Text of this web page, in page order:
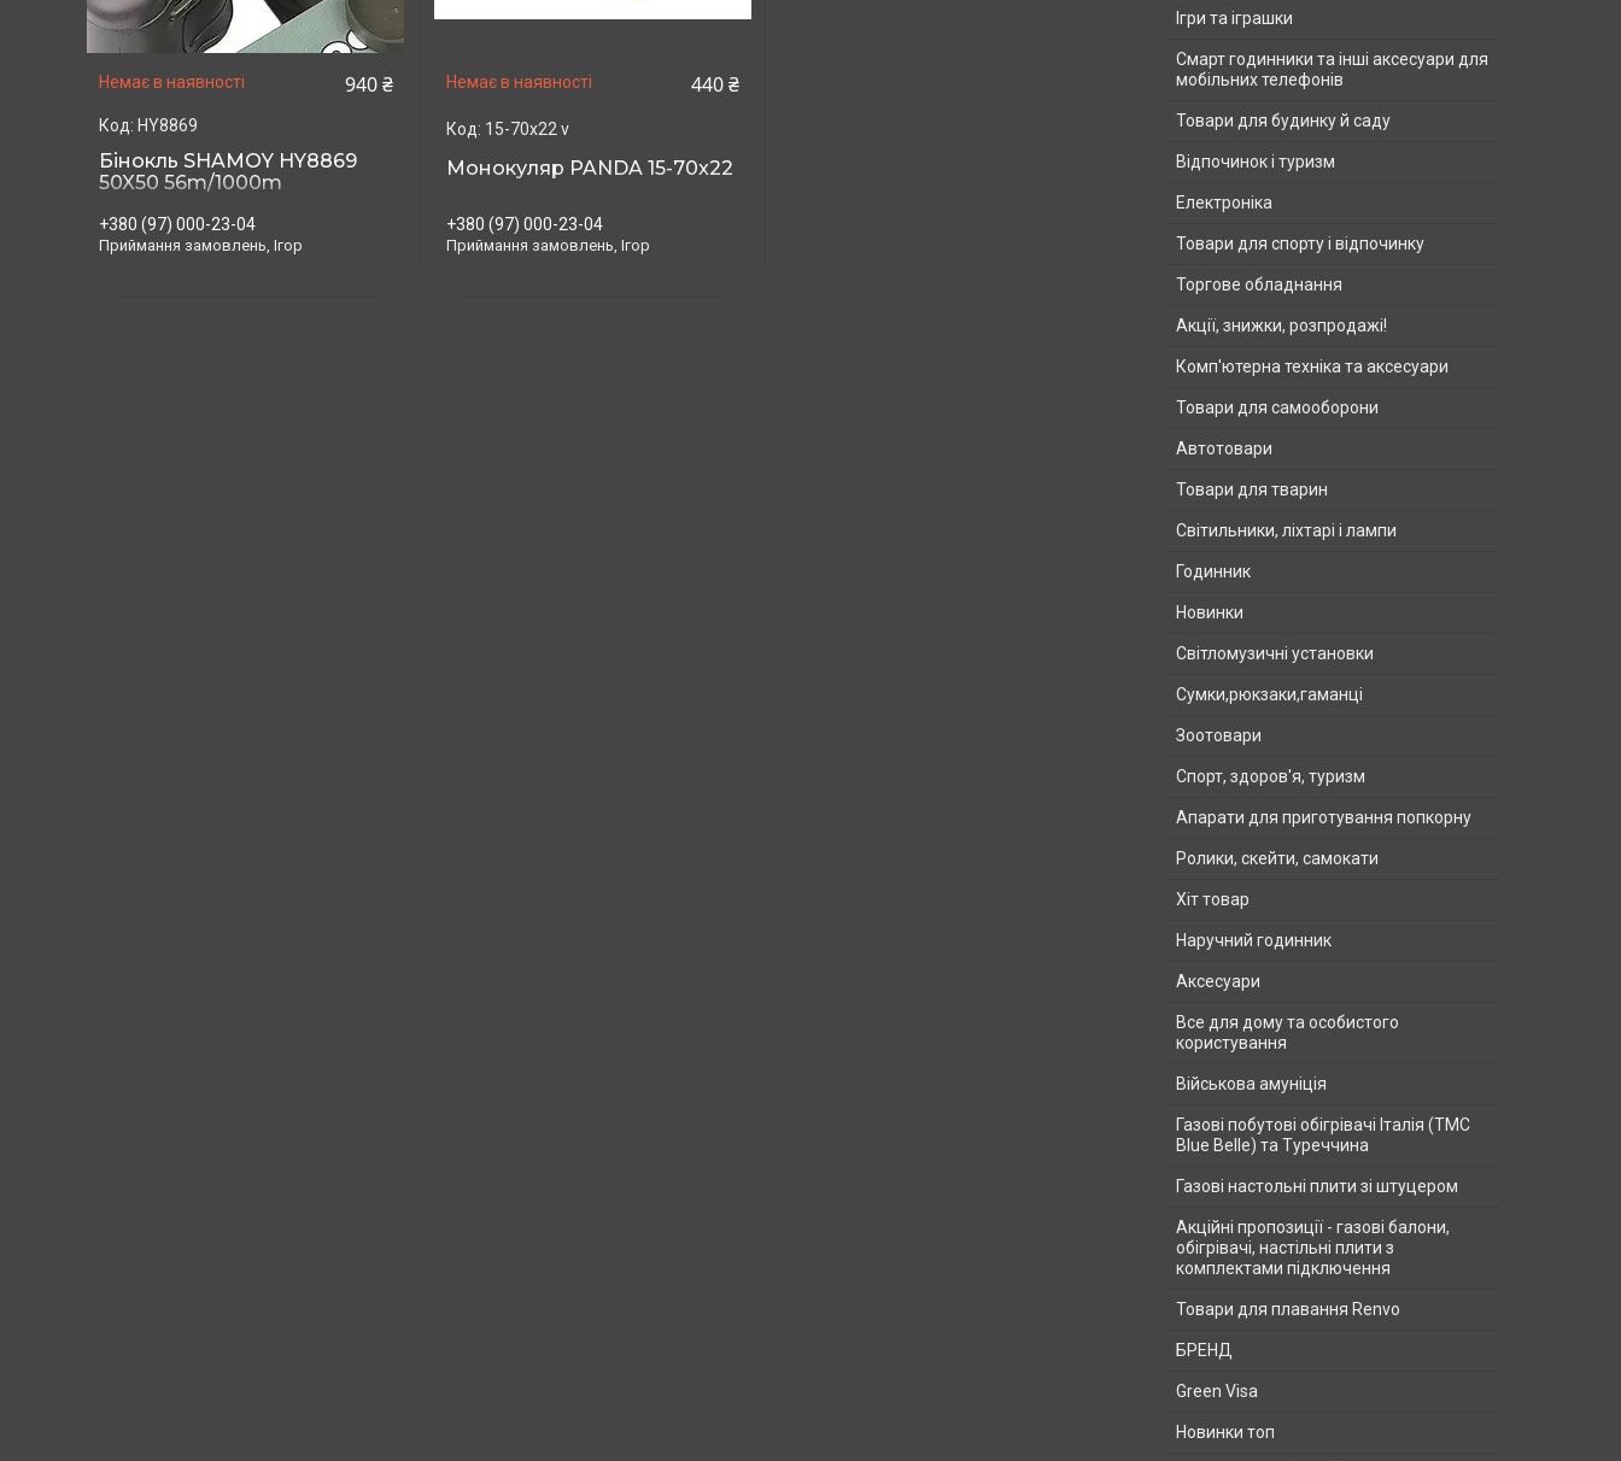
Ігри та іграшки
Смарт годинники та інші аксесуари для
мобільних телефонів
Товари для будинку й саду
Відпочинок і туризм
Електроніка
Товари для спорту і відпочинку
Торгове обладнання
Акції, знижки, розпродажі!
Комп'ютерна техніка та аксесуари
Товари для самооборони
Автотовари
Товари для тварин
Світильники, ліхтарі і лампи
Годинник
Новинки
Світломузичні установки
Сумки,рюкзаки,гаманці
Зоотовари
Спорт, здоров'я, туризм
Апарати для приготування попкорну
Ролики, скейти, самокати
Хіт товар
Наручний годинник
Аксесуари
Все для дому та особистого
користування
Військова амуніція
Газові побутові обігрівачі Італія (ТМС
Blue Belle) та Туреччина
Газові настольні плити зі штуцером
Акційні пропозиції - газові балони,
обігрівачі, настільні плити з
комплектами підключення
Товари для плавання Renvo
БРЕНД
Green Visa
Новинки топ
Немає в наявності 940 ₴
HY8869
Бінокль SHAMOY HY8869
50X50 56m/1000m
+380 (97) 000-23-04
Приймання замовлень, Ігор
Немає в наявності 440 ₴
15-70x22 v
Монокуляр PANDA 15-70x22
+380 (97) 000-23-04
Приймання замовлень, Ігор